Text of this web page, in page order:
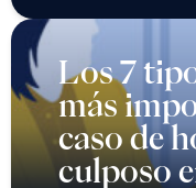
Los 7
más
caso de
culposo